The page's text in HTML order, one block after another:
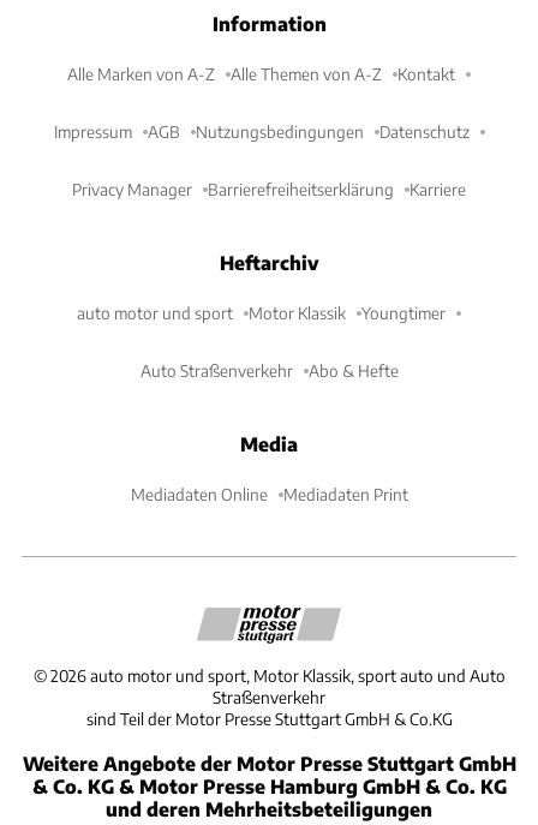
Information
Alle Marken von A-Z Alle Themen von A-Z Kontakt
Impressum AGB Nutzungsbedingungen Datenschutz
Privacy Manager Barrierefreiheitserklärung Karriere
Heftarchiv
auto motor und sport Motor Klassik Youngtimer
Auto Straßenverkehr Abo & Hefte
Media
Mediadaten Online Mediadaten Print
©2026 auto motor und sport, Motor Klassik, sport auto und Auto
Straßenverkehr
sind Teil der Motor Presse Stuttgart GmbH & Co.KG
Weitere Angebote der Motor Presse Stuttgart GmbH
& Co. KG & Motor Presse Hamburg GmbH & Co. KG
und deren Mehrheitsbeteiligungen